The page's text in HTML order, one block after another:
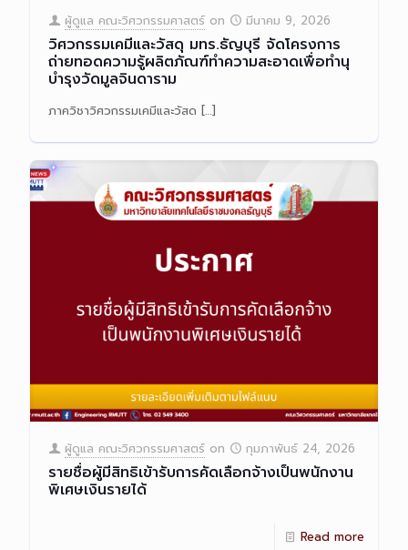
ผู้ดูแล คณะวิศวกรรมศาสตร์ on มีนาคม 9, 2026
วิศวกรรมเคมีและวัสดุ มทร.ธัญบุรี จัดโครงการ
ถ่ายทอดความรู้ผลิตภัณฑ์ทำความสะอาดเพื่อทำนุ
บำรุงวัดมูลจินดาราม
ภาควิชาวิศวกรรมเคมีและวัสด […]
Read more
ผู้ดูแล คณะวิศวกรรมศาสตร์ on กุมภาพันธ์ 24, 2026
รายชื่อผู้มีสิทธิเข้ารับการคัดเลือกจ้างเป็นพนักงาน
พิเศษเงินรายได้
Read more